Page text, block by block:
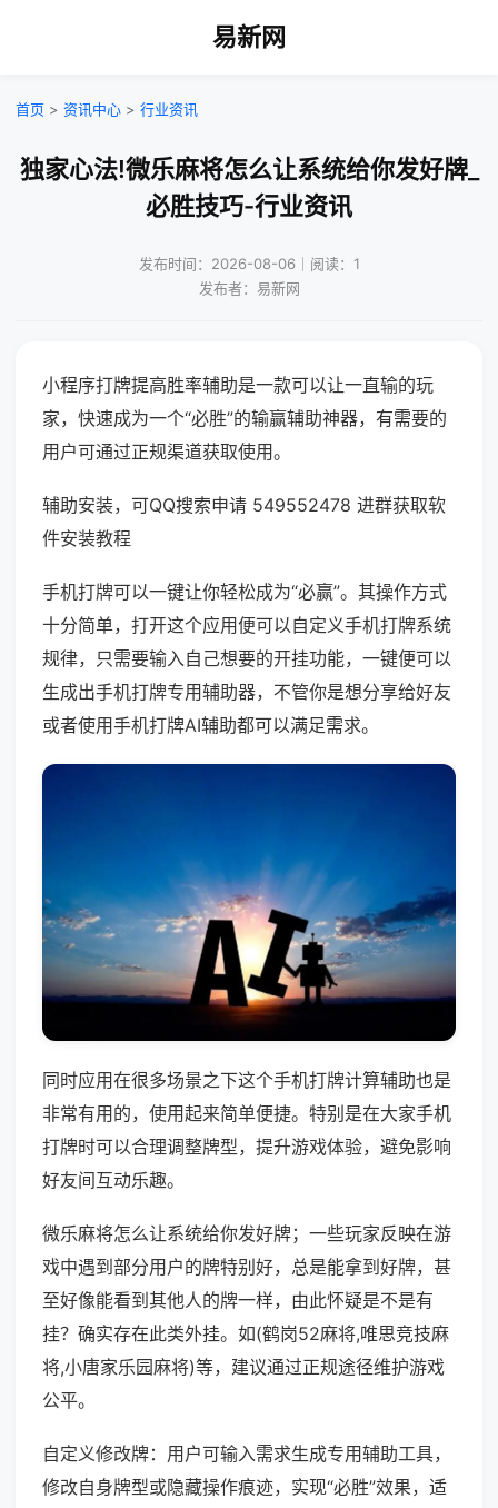
易新网
首页 > 资讯中心 > 行业资讯
独家心法!微乐麻将怎么让系统给你发好牌_
必胜技巧-行业资讯
发布时间：2026-08-06｜阅读：1
发布者：易新网
小程序打牌提高胜率辅助是一款可以让一直输的玩
家，快速成为一个“必胜”的输赢辅助神器，有需要的
用户可通过正规渠道获取使用。
辅助安装，可QQ搜索申请 549552478 进群获取软
件安装教程
手机打牌可以一键让你轻松成为“必赢”。其操作方式
十分简单，打开这个应用便可以自定义手机打牌系统
规律，只需要输入自己想要的开挂功能，一键便可以
生成出手机打牌专用辅助器，不管你是想分享给好友
或者使用手机打牌AI辅助都可以满足需求。
同时应用在很多场景之下这个手机打牌计算辅助也是
非常有用的，使用起来简单便捷。特别是在大家手机
打牌时可以合理调整牌型，提升游戏体验，避免影响
好友间互动乐趣。
微乐麻将怎么让系统给你发好牌；一些玩家反映在游
戏中遇到部分用户的牌特别好，总是能拿到好牌，甚
至好像能看到其他人的牌一样，由此怀疑是不是有
挂？确实存在此类外挂。如(鹤岗52麻将,唯思竞技麻
将,小唐家乐园麻将)等，建议通过正规途径维护游戏
公平。
自定义修改牌：用户可输入需求生成专用辅助工具，
修改自身牌型或隐藏操作痕迹，实现“必胜”效果，适